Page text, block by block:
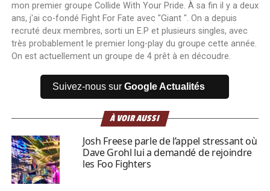
mon premier groupe Collide With Your Pride. À sa fin il y a deux
ans, j'ai co-fondé Fight For Fate avec "Giant ". On a depuis
recruté deux membres, sorti un E.P et plusieurs singles, avec
très probablement le premier long-play du groupe cette année.
On est actuellement un groupe de 4 prêt à en découdre.
Suivez-nous surGoogle Actualités
À VOIR AUSSI
Josh Freese parle de l’appel stressant où
Dave Grohl lui a demandé de rejoindre
les Foo Fighters